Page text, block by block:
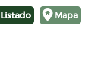
Mapa
Listado